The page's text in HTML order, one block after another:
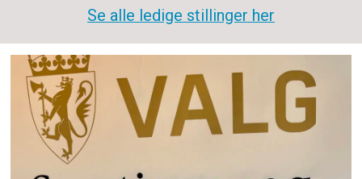
Se alle ledige stillinger her